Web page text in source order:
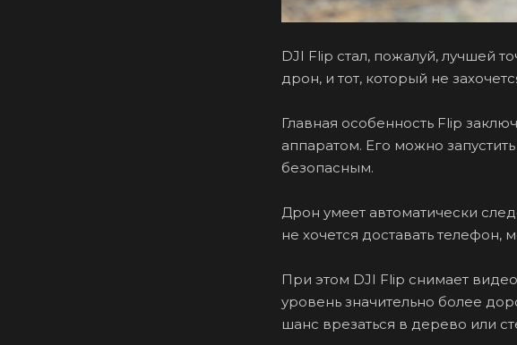
DJI Flip стал, пожалуй, лучшей
дрон, и тот, который не
Главная особенность Flip
аппаратом. Его можно
безопасным.
Дрон умеет автоматически
не хочется доставать телефон,
При этом DJI Flip снимает
уровень значительно более
шанс врезаться в дерево или